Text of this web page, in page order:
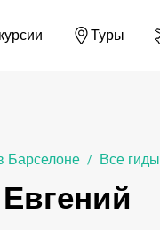
Туры
Барселоне / Все гиды